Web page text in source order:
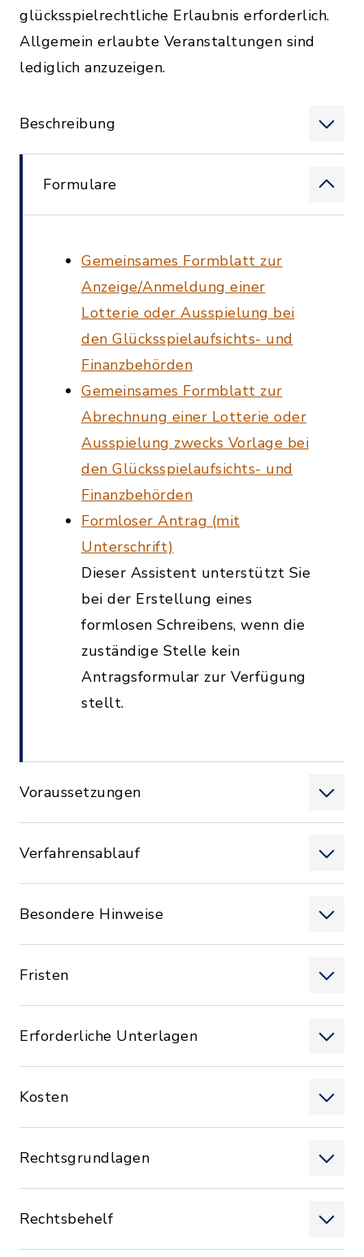
glücksspielrechtliche Erlaubnis erforderlich.
Allgemein erlaubte Veranstaltungen sind
lediglich anzuzeigen.
Beschreibung
Formulare
Gemeinsames Formblatt zur
Anzeige/Anmeldung einer
Lotterie oder Ausspielung bei
den Glücksspielaufsichts- und
Finanzbehörden
Gemeinsames Formblatt zur
Abrechnung einer Lotterie oder
Ausspielung zwecks Vorlage bei
den Glücksspielaufsichts- und
Finanzbehörden
Formloser Antrag (mit
Unterschrift)
Dieser Assistent unterstützt Sie
bei der Erstellung eines
formlosen Schreibens, wenn die
zuständige Stelle kein
Antragsformular zur Verfügung
stellt.
Voraussetzungen
Verfahrensablauf
Besondere Hinweise
Fristen
Erforderliche Unterlagen
Kosten
Rechtsgrundlagen
Rechtsbehelf